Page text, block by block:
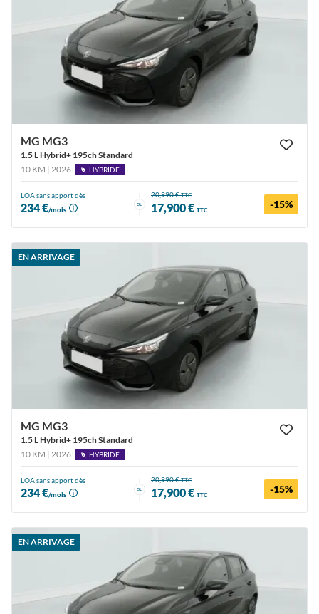
MG MG3
1.5 L Hybrid+ 195ch Standard
10 KM | 2026
HYBRIDE
LOA sans apport dès
234 €/mois
ou
20,990 €TTC
17,900 € TTC -15%
EN ARRIVAGE
MG MG3
1.5 L Hybrid+ 195ch Standard
10 KM | 2026
HYBRIDE
LOA sans apport dès
234 €/mois
ou
20,990 €TTC
17,900 € TTC -15%
EN ARRIVAGE